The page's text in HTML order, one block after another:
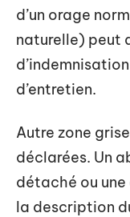
d’un orage
naturelle) peut
d’entretien.
Autre zone
déclarées. Un
détaché ou
la description